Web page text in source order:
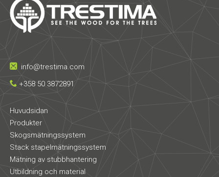
info@trestima.com
+358 50 3872891
Huvudsidan
Produkter
Skogsmätningssystem
Stack stapelmätningssystem
Mätning av stubbhantering
Utbildning och material